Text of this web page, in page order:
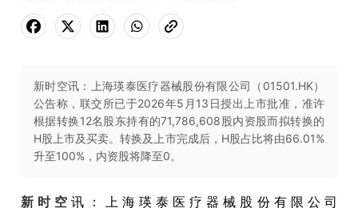
新时空讯：上海瑛泰医疗器械股份有限公司（01501.HK）
公告称，联交所已于2026年5月13日授出上市批准，准许
根据转换12名股东持有的71,786,608股内资股而拟转换的
H股上市及买卖。转换及上市完成后，H股占比将由66.01%
升至100%，内资股将降至0。
新时空讯：上海瑛泰医疗器械股份有限公司